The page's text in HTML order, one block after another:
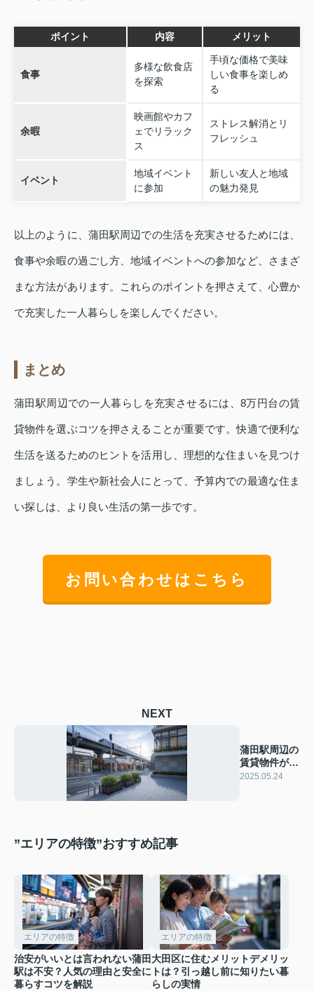
ポイント 内容 メリット
食事
多様な飲食店
を探索
手頃な価格で美味
しい食事を楽しめ
る
余暇
映画館やカフ
ェでリラック
ス
ストレス解消とリ
フレッシュ
イベント
地域イベント
に参加
新しい友人と地域
の魅力発見
以上のように、蒲田駅周辺での生活を充実させるためには、
食事や余暇の過ごし方、地域イベントへの参加など、さまざ
まな方法があります。これらのポイントを押さえて、心豊か
で充実した一人暮らしを楽しんでください。
まとめ
蒲田駅周辺での一人暮らしを充実させるには、8万円台の賃
貸物件を選ぶコツを押さえることが重要です。快適で便利な
生活を送るためのヒントを活用し、理想的な住まいを見つけ
ましょう。学生や新社会人にとって、予算内での最適な住ま
い探しは、より良い生活の第一歩です。
お問い合わせはこちら
NEXT
蒲田駅周辺の
賃貸物件が狙
い目！7万円
2025.05.24
”エリアの特徴”おすすめ記事
エリアの特徴
治安がいいとは言われない蒲田
駅は不安？人気の理由と安全に
暮らすコツを解説
エリアの特徴
大田区に住むメリットデメリッ
トは？引っ越し前に知りたい暮
らしの実情